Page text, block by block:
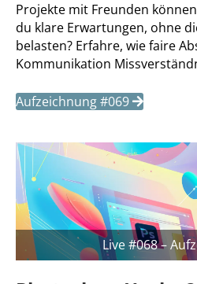
Projekte mit Freunden
du klare Erwartungen, ohne
belasten? Erfahre, wie faire
Kommunikation
Aufzeichnung #069
Live #068 –